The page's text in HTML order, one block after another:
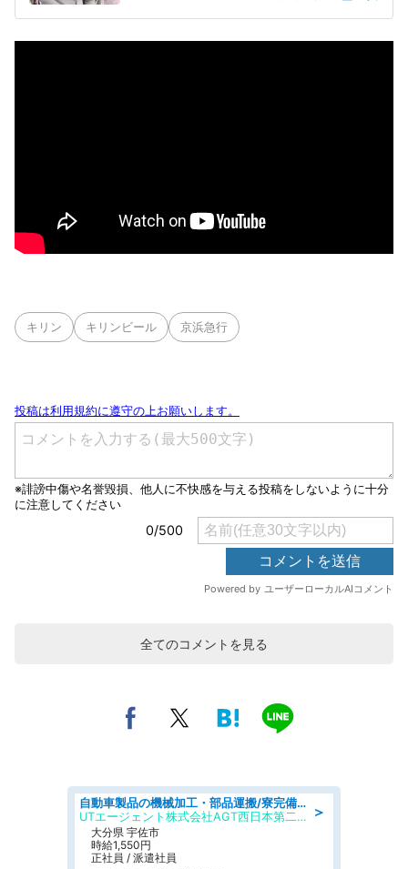
キリン キリンビール 京浜急行
全てのコメントを見る
＞
自動車製品の機械加工・部品運搬/寮完備/日払い/工場・製造
UTエージェント株式会社AGT西日本第二CU
大分県 宇佐市
時給1,550円
正社員 / 派遣社員